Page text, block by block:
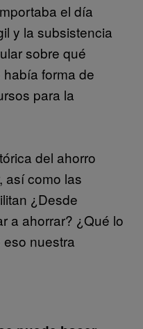
el día
y la subsistencia
sobre qué
forma de
para la
del ahorro
así como las
¿Desde
a ahorrar? ¿Qué lo
nuestra